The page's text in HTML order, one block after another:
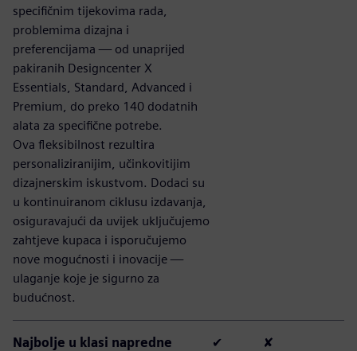
specifičnim tijekovima rada,
problemima dizajna i
preferencijama — od unaprijed
pakiranih Designcenter X
Essentials, Standard, Advanced i
Premium, do preko 140 dodatnih
alata za specifične potrebe.
Ova fleksibilnost rezultira
personaliziranijim, učinkovitijim
dizajnerskim iskustvom. Dodaci su
u kontinuiranom ciklusu izdavanja,
osiguravajući da uvijek uključujemo
zahtjeve kupaca i isporučujemo
nove mogućnosti i inovacije —
ulaganje koje je sigurno za
budućnost.
Najbolje u klasi napredne
✔ ✘